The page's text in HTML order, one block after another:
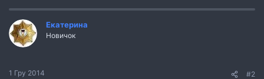
Екатерина
Новичок
1 Гру 2014 #2